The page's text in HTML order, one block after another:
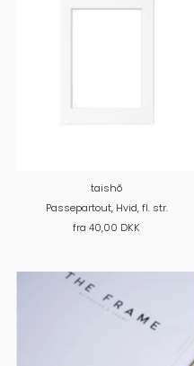
taishõ
Passepartout, Hvid, fl. str.
fra 40,00 DKK